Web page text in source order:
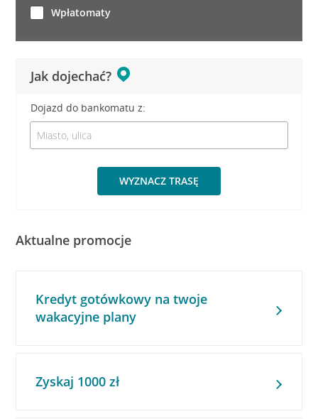
Jak dojechać?
Dojazd do bankomatu z:
WYZNACZ TRASĘ
Wpłatomaty
Aktualne promocje
Kredyt gotówkowy na twoje
wakacyjne plany
Zyskaj 1000 zł